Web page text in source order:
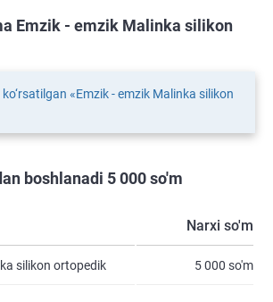
Emzik - emzik Malinka silikon
«Emzik - emzik Malinka silikon
boshlanadi 5 000 so'm
Narxi so'm
silikon ortopedik 5 000 so'm